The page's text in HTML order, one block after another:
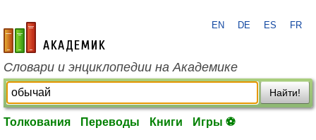
academic.ru
EN DE ES FR
Словари и энциклопедии на Академике
Найти!
Толкования Переводы Книги Игры ⚽